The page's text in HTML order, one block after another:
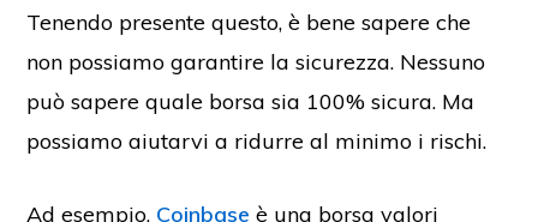
Tenendo presente questo, è bene sapere che
non possiamo garantire la sicurezza. Nessuno
può sapere quale borsa sia 100% sicura. Ma
possiamo aiutarvi a ridurre al minimo i rischi.
Ad esempio, Coinbase è una borsa valori